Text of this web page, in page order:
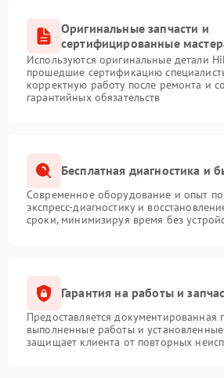
Оригинальные запчасти и
сертифицированные
Используются оригинальные детали
прошедшие сертификацию
корректную работу после ремонта и
гарантийных обязательств
Бесплатная диагностика и
Современное оборудование и опыт
экспресс-диагностику и
сроки, минимизируя время без
Гарантия на работы и
Предоставляется документированная
выполненные работы и установленные
защищает клиента от повторных